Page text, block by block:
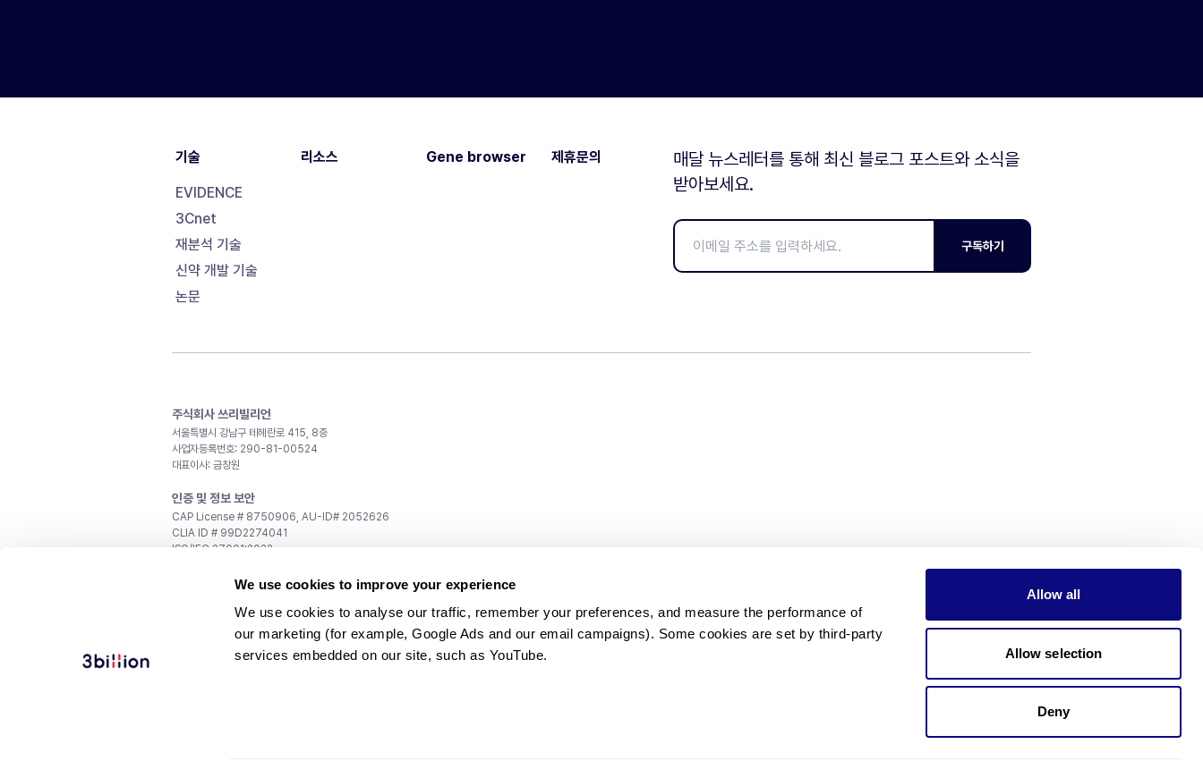
We use cookies to improve your experience
We use cookies to analyse our traffic, remember your preferences, and measure the performance of
our marketing (for example, Google Ads and our email campaigns). Some cookies are set by third-party
services embedded on our site, such as YouTube.
Allow all
Allow selection
Deny
기술
EVIDENCE
3Cnet
재분석 기술
신약 개발 기술
논문
리소스 Gene browser 제휴문의
매달 뉴스레터를 통해 최신 블로그 포스트와 소식을
받아보세요.
구독하기
주식회사 쓰리빌리언
서울특별시 강남구 테헤란로 415, 8층
사업자등록번호: 290-81-00524
대표이사: 금창원
인증 및 정보 보안
CAP License # 8750906, AU-ID# 2052626
CLIA ID # 99D2274041
ISO/IEC 27001:2022
recruiting@3billion.io
ir@3billion.io